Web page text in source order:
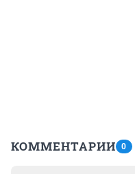
КОММЕНТАРИИ 0